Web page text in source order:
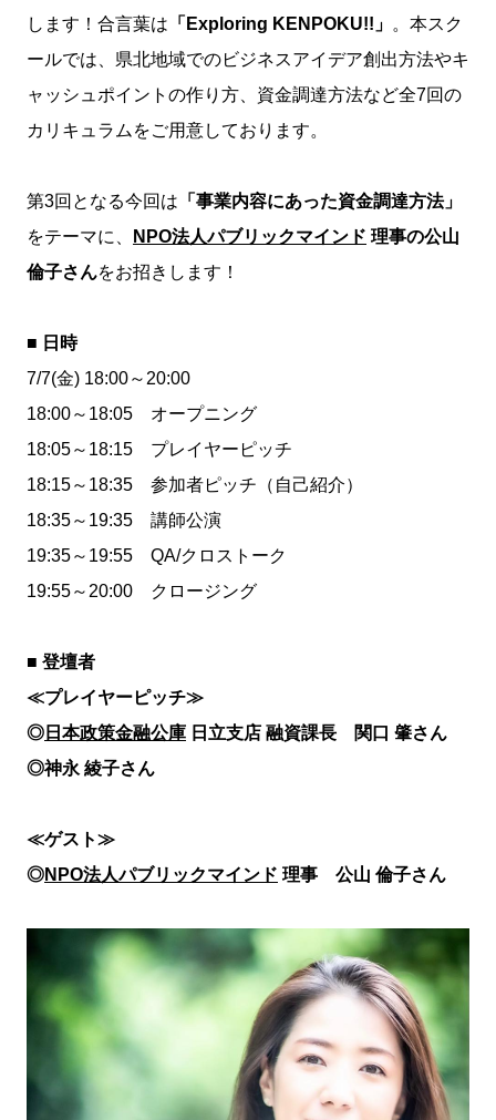
します！合言葉は 「Exploring KENPOKU!!」 。本スク
ールでは、県北地域でのビジネスアイデア創出方法やキ
ャッシュポイントの作り方、資金調達方法など全7回の
カリキュラムをご用意しております。
第3回となる今回は 「事業内容にあった資金調達方法」
をテーマに、
NPO法人パブリックマインド 理事の公山
倫子さんをお招きします！
■ 日時
7/7(金) 18:00～20:00
18:00～18:05 オープニング
18:05～18:15 プレイヤーピッチ
18:15～18:35 参加者ピッチ（自己紹介）
18:35～19:35 講師公演
19:35～19:55 QA/クロストーク
19:55～20:00 クロージング
■ 登壇者
≪プレイヤーピッチ≫
◎ 日本政策金融公庫 日立支店 融資課長 関口 肇さん
◎神永 綾子さん
≪ゲスト≫
◎NPO法人パブリックマインド 理事 公山 倫子さん